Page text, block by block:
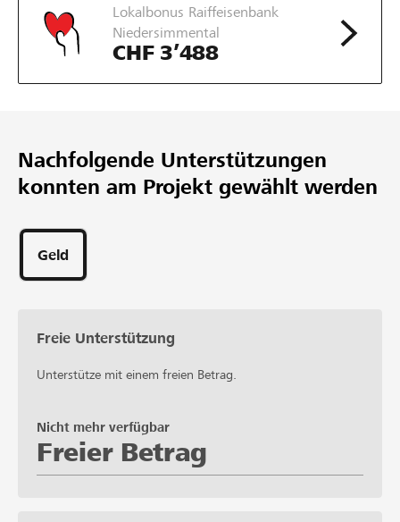
Wunschbetrag
Lokalbonus Raiffeisenbank
Niedersimmental
CHF 3’488
Nachfolgende Unterstützungen
konnten am Projekt gewählt werden
Geld
Freie Unterstützung
Unterstütze mit einem freien Betrag.
Freier Betrag
Nicht mehr verfügbar